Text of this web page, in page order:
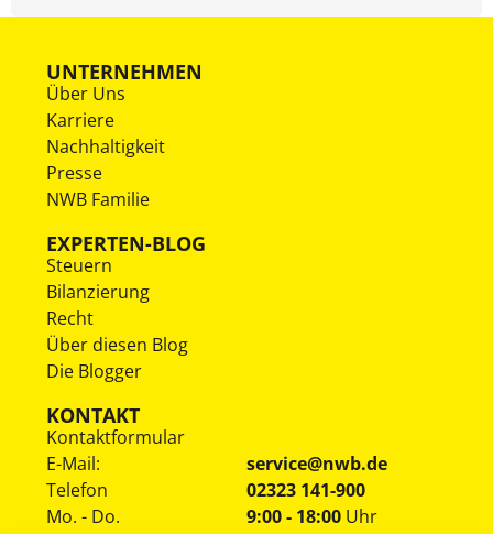
UNTERNEHMEN
Über Uns
Karriere
Nachhaltigkeit
Presse
NWB Familie
EXPERTEN-BLOG
Steuern
Bilanzierung
Recht
Über diesen Blog
Die Blogger
KONTAKT
Kontaktformular
E-Mail:
service@nwb.de
Telefon
02323 141-900
Mo. - Do.
9:00 - 18:00 Uhr